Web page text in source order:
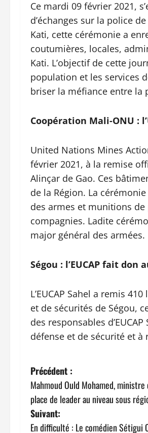
Ce mardi 09 février 2021,
d’échanges sur la police
Kati, cette cérémonie a
coutumières, locales,
Kati. L’objectif de cette
population et les services
briser la méfiance entre la
Coopération Mali-ONU :
United Nations Mines
février 2021, à la remise
Alinçar de Gao. Ces
de la Région. La
des armes et munitions
compagnies. Ladite
major général des armées.
Ségou : l’EUCAP fait
L’EUCAP Sahel a remis
et de sécurités de Ségou,
des responsables
défense et de sécurité et
N
a
v
Précédent :
Mahmoud Ould Mohamed,
place de leader au niveau sous
Suivant:
En difficulté : Le comédien Sétigui